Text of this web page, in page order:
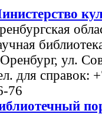
Оренбург, ул.
для справок:
76